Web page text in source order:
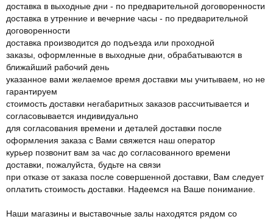
доставка в выходные дни - по предварительной договоренности
доставка в утренние и вечерние часы - по предварительной
договоренности
доставка производится до подъезда или проходной
заказы, оформленные в выходные дни, обрабатываются в
ближайший рабочий день
указанное вами желаемое время доставки мы учитываем, но не
гарантируем
стоимость доставки негабаритных заказов рассчитывается и
согласовывается индивидуально
для согласования времени и деталей доставки после
оформления заказа с Вами свяжется наш оператор
курьер позвонит вам за час до согласованного времени
доставки, пожалуйста, будьте на связи
при отказе от заказа после совершенной доставки, Вам следует
оплатить стоимость доставки. Надеемся на Ваше понимание.
Наши магазины и выставочные залы находятся рядом со